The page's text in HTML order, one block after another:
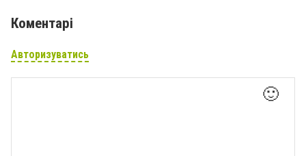
Коментарі
Авторизуватись
🙂